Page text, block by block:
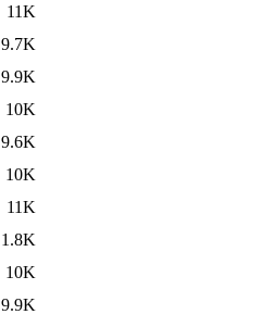
11K
9.7K
9.9K
10K
9.6K
10K
11K
1.8K
10K
9.9K